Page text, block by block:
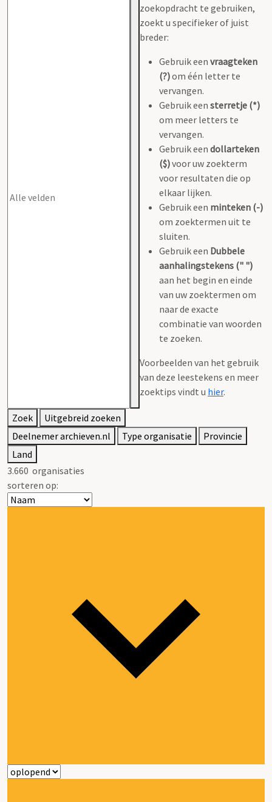
zoekopdracht te gebruiken,
zoekt u specifieker of juist
breder:
Gebruik een vraagteken
(?)om één letter te
vervangen.
Gebruik een sterretje (*)
om meer letters te
vervangen.
Gebruik een dollarteken
($)voor uw zoekterm
voor resultaten die op
elkaar lijken.
Gebruik een minteken (-)
om zoektermen uit te
sluiten.
Gebruik een Dubbele
aanhalingstekens (" ")
aan het begin en einde
van uw zoektermen om
naar de exacte
combinatie van woorden
te zoeken.
Voorbeelden van het gebruik
van deze leestekens en meer
zoektips vindt u hier.
Zoek
Uitgebreid zoeken
Deelnemer archieven.nl
Type organisatie
Provincie
Land
3.660 organisaties
sorteren op: